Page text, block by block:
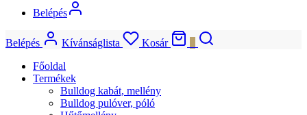
Belépés
Belépés Kívánságlista Kosár
Főoldal
Termékek
Bulldog kabát, mellény
Bulldog pulóver, póló